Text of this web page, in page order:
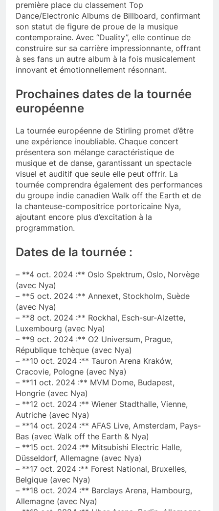
première place du classement Top
Dance/Electronic Albums de Billboard, confirmant
son statut de figure de proue de la musique
contemporaine. Avec “Duality”, elle continue de
construire sur sa carrière impressionnante, offrant
à ses fans un autre album à la fois musicalement
innovant et émotionnellement résonnant.
Prochaines dates de la tournée
européenne
La tournée européenne de Stirling promet d’être
une expérience inoubliable. Chaque concert
présentera son mélange caractéristique de
musique et de danse, garantissant un spectacle
visuel et auditif que seule elle peut offrir. La
tournée comprendra également des performances
du groupe indie canadien Walk off the Earth et de
la chanteuse-compositrice portoricaine Nya,
ajoutant encore plus d’excitation à la
programmation.
Dates de la tournée :
– **4 oct. 2024 :** Oslo Spektrum, Oslo, Norvège
(avec Nya)
– **5 oct. 2024 :** Annexet, Stockholm, Suède
(avec Nya)
– **8 oct. 2024 :** Rockhal, Esch-sur-Alzette,
Luxembourg (avec Nya)
– **9 oct. 2024 :** O2 Universum, Prague,
République tchèque (avec Nya)
– **10 oct. 2024 :** Tauron Arena Kraków,
Cracovie, Pologne (avec Nya)
– **11 oct. 2024 :** MVM Dome, Budapest,
Hongrie (avec Nya)
– **12 oct. 2024 :** Wiener Stadthalle, Vienne,
Autriche (avec Nya)
– **14 oct. 2024 :** AFAS Live, Amsterdam, Pays-
Bas (avec Walk off the Earth & Nya)
– **15 oct. 2024 :** Mitsubishi Electric Halle,
Düsseldorf, Allemagne (avec Nya)
– **17 oct. 2024 :** Forest National, Bruxelles,
Belgique (avec Nya)
– **18 oct. 2024 :** Barclays Arena, Hambourg,
Allemagne (avec Nya)